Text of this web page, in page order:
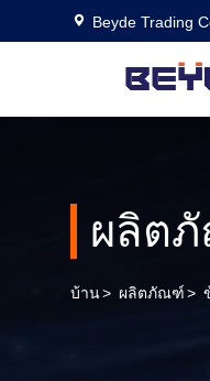
Beyde Trading
ผลิต
บ้าน> ผลิตภัณฑ์>